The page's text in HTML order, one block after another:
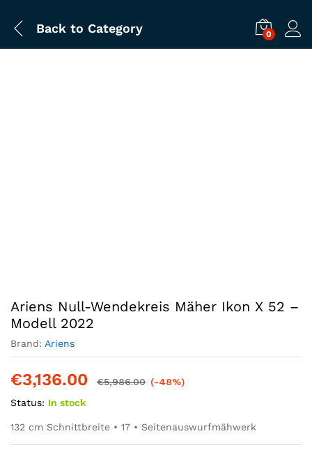
Back to Category 0
Ariens Null-Wendekreis Mäher Ikon X 52 –
Modell 2022
Brand: Ariens
€3,136.00 €5,986.00 (-48%)
Status: In stock
132 cm Schnittbreite • 17 • Seitenauswurfmähwerk